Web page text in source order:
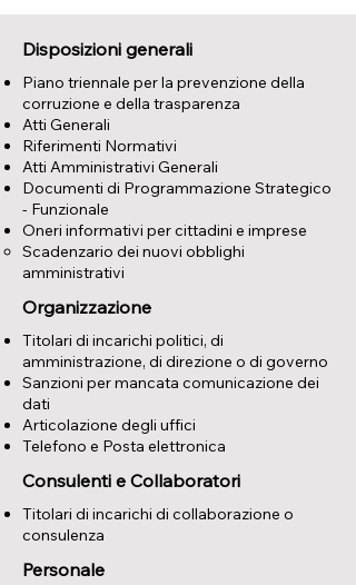
Disposizioni generali
Piano triennale per la prevenzione della
corruzione e della trasparenza
Atti Generali
Riferimenti Normativi
Atti Amministrativi Generali
Documenti di Programmazione Strategico
- Funzionale
Oneri informativi per cittadini e imprese
Scadenzario dei nuovi obblighi
amministrativi
Organizzazione
Titolari di incarichi politici, di
amministrazione, di direzione o di governo
Sanzioni per mancata comunicazione dei
dati
Articolazione degli uffici
Telefono e Posta elettronica
Consulenti e Collaboratori
Titolari di incarichi di collaborazione o
consulenza
Personale